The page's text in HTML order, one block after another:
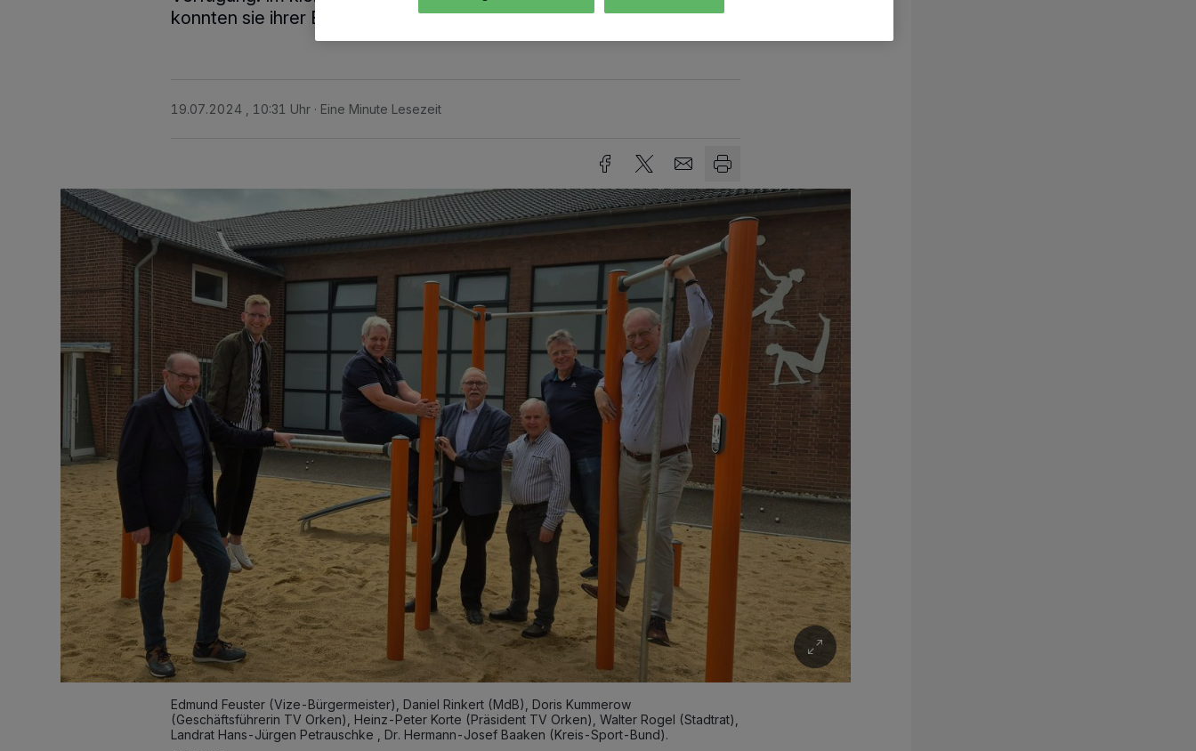
konnten sie ihrer Bestimmung zugeführt werden.
19.07.2024 , 10:31 Uhr Eine Minute Lesezeit
Edmund Feuster (Vize-Bürgermeister), Daniel Rinkert (MdB), Doris Kummerow
(Geschäftsführerin TV Orken), Heinz-Peter Korte (Präsident TV Orken), Walter Rogel (Stadtrat),
Landrat Hans-Jürgen Petrauschke , Dr. Hermann-Josef Baaken (Kreis-Sport-Bund).